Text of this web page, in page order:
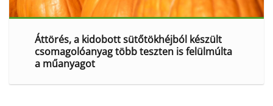
Áttörés, a kidobott sütőtökhéjból készült
csomagolóanyag több teszten is felülmúlta
a műanyagot